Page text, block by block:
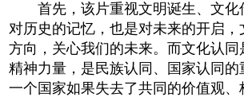
首先，该片重视文明诞生、文化
对历史的记忆，也是对未来的开启
方向，关心我们的未来。而文化认
精神力量，是民族认同、国家认同的
一个国家如果失去了共同的价值观